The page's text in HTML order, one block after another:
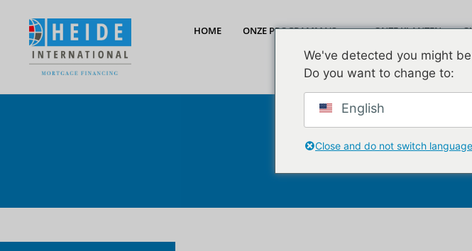
inhoud
HOME ONZE PROGRAMMA'S ONZE KLANTEN
VIDEO'S CONTACTEER ONS
Duitsland
We've detected you might
Do you want to change to:
English
Close and do not switch language